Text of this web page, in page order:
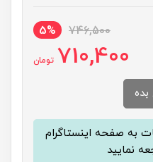
746,500
5%
710,400 تومان
به صفحه اینستاگرام
نمایید